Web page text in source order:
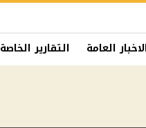
العامة التقارير الخاصة